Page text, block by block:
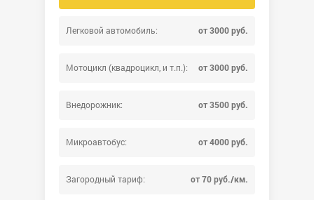
Легковой автомобиль: от 3000 руб.
Мотоцикл (квадроцикл, и т.п.): от 3000 руб.
Внедорожник: от 3500 руб.
Микроавтобус: от 4000 руб.
Загородный тариф: от 70 руб./км.